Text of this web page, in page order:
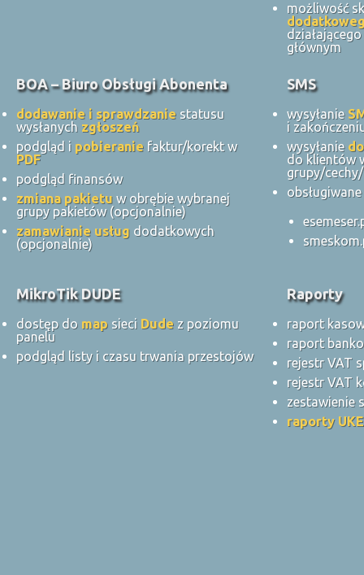
możliwość
głównym
BOA – Biuro Obsługi Abonenta
dodawanie i sprawdzanie statusu
wysłanych zgłoszeń
podgląd i pobieranie faktur/korekt w
PDF
podgląd finansów
zmiana pakietu w obrębie wybranej
grupy pakietów (opcjonalnie)
zamawianie usług dodatkowych
(opcjonalnie)
SMS
wysyłanie
i
wysyłanie
do klientów
grupy/
MikroTik DUDE
dostęp do map sieci Dude z poziomu
panelu
podgląd listy i czasu trwania przestojów
Raporty
raport
raport
rejestr VAT
rejestr VAT
zestawienie
raporty UKE